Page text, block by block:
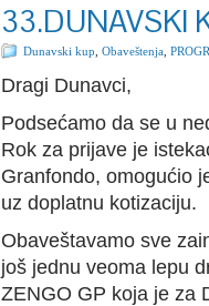
33.DUNAVSKI
Dunavski kup Obaveštenja
Dragi Dunavci,
Podsećamo da se u
Rok za prijave je
Granfondo, omogućio
uz doplatnu kotizaciju.
Obaveštavamo sve
još jednu veoma lepu
ZENGO GP koja je za